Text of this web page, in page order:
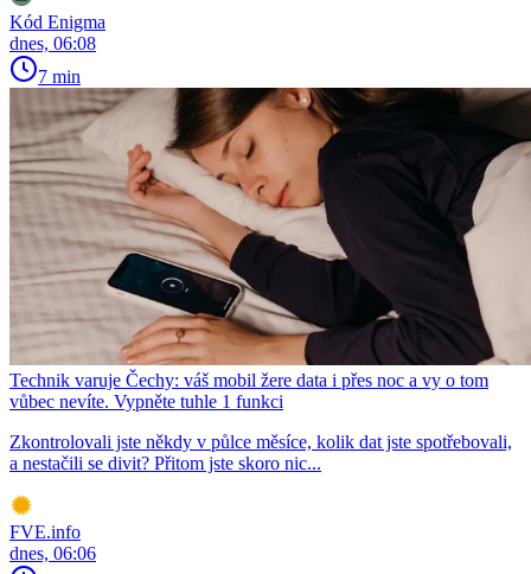
Kód Enigma
dnes, 06:08
7 min
Technik varuje Čechy: váš mobil žere data i přes noc a vy o tom
vůbec nevíte. Vypněte tuhle 1 funkci
Zkontrolovali jste někdy v půlce měsíce, kolik dat jste spotřebovali,
a nestačili se divit? Přitom jste skoro nic...
FVE.info
dnes, 06:06